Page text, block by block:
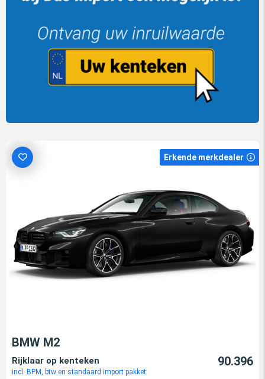
Erkende merkdealer
BMW M2
Rijklaar op kenteken
incl. BPM, btw en standaard import pakket
90.396